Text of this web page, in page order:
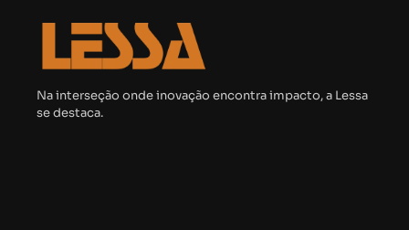
Na interseção onde inovação encontra impacto, a Lessa
se destaca.